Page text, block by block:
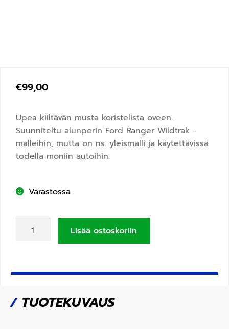
€99,00
Upea kiiltävän musta koristelista oveen.
Suunniteltu alunperin Ford Ranger Wildtrak -
malleihin, mutta on ns. yleismalli ja käytettävissä
todella moniin autoihin.
Varastossa
Lisää ostoskoriin
/TUOTEKUVAUS